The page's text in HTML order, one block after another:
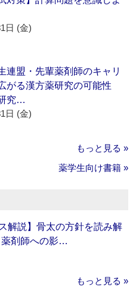
日 (金)
連盟・先輩薬剤師のキャリ
がる漢方薬研究の可能性
究…
日 (金)
もっと見る »
薬学生向け書籍 »
解説】骨太の方針を読み解
薬剤師への影…
もっと見る »